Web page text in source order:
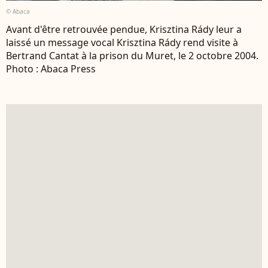
© Abaca
Avant d'être retrouvée pendue, Krisztina Rády leur a
laissé un message vocal Krisztina Rády rend visite à
Bertrand Cantat à la prison du Muret, le 2 octobre 2004.
Photo : Abaca Press